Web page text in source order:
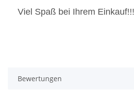
Viel Spaß bei Ihrem Einkauf!!!
Bewertungen